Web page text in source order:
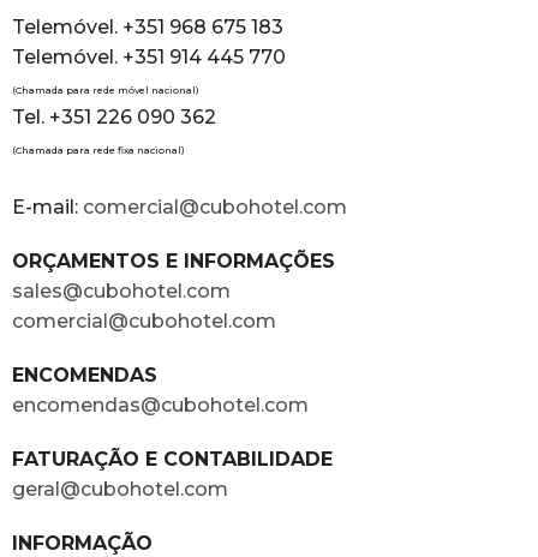
Telemóvel. +351 968 675 183
Telemóvel. +351 914 445 770
(Chamada para rede móvel nacional)
Tel. +351 226 090 362
(Chamada para rede fixa nacional)
E-mail: comercial@cubohotel.com
ORÇAMENTOS E INFORMAÇÕES
sales@cubohotel.com
comercial@cubohotel.com
ENCOMENDAS
encomendas@cubohotel.com
FATURAÇÃO E CONTABILIDADE
geral@cubohotel.com
INFORMAÇÃO